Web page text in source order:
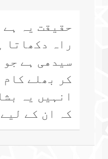
حقیقت یہ ہے
راہ دکھاتا
سیدھی ہے
کر بھلے
انہیں یہ
کہ ان کے